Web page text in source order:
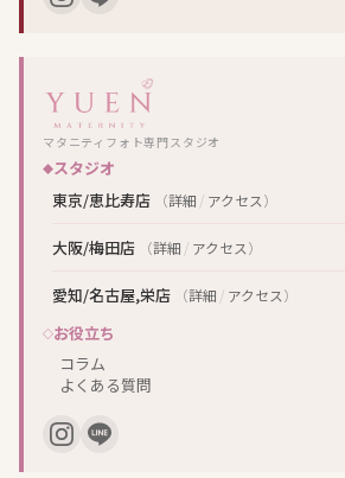
マタニティフォト専門スタジオ
スタジオ
東京/恵比寿店
（詳細 / アクセス）
大阪/梅田店 （詳細 / アクセス）
愛知/名古屋,栄店 （詳細 / アクセス）
お役立ち
コラム
よくある質問